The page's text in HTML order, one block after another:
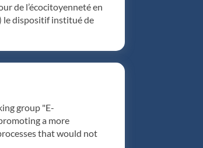
de l’écocitoyenneté en
le dispositif institué de
group "E-
a more
that would not